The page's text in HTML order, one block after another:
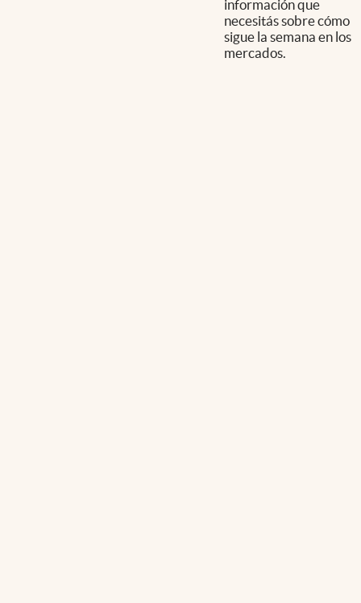
información que
necesitás sobre cómo
sigue la semana en los
mercados.